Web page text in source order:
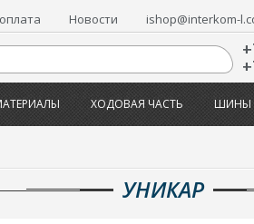
Новости ishop@interkom-
ХОДОВАЯ ЧАСТЬ ШИНЫ
УНИКАР